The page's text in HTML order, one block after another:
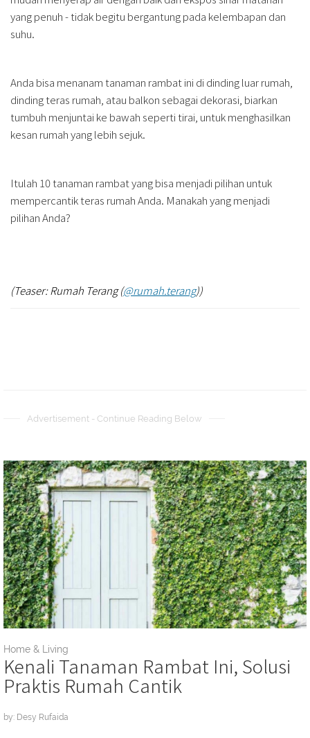
yang penuh - tidak begitu bergantung pada kelembapan dan
suhu.
Anda bisa menanam tanaman rambat ini di dinding luar rumah,
dinding teras rumah, atau balkon sebagai dekorasi, biarkan
tumbuh menjuntai ke bawah seperti tirai, untuk menghasilkan
kesan rumah yang lebih sejuk.
Itulah 10 tanaman rambat yang bisa menjadi pilihan untuk
mempercantik teras rumah Anda. Manakah yang menjadi
pilihan Anda?
(Teaser: Rumah Terang (@rumah.terang))
Advertisement - Continue Reading Below
Home & Living
Kenali Tanaman Rambat Ini, Solusi
Praktis Rumah Cantik
by: Desy Rufaida